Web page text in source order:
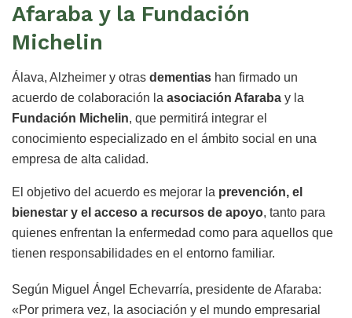
Afaraba y la Fundación
Michelin
Álava, Alzheimer y otras dementias han firmado un
acuerdo de colaboración la asociación Afaraba y la
Fundación Michelin, que permitirá integrar el
conocimiento especializado en el ámbito social en una
empresa de alta calidad.
El objetivo del acuerdo es mejorar la prevención, el
bienestar y el acceso a recursos de apoyo, tanto para
quienes enfrentan la enfermedad como para aquellos que
tienen responsabilidades en el entorno familiar.
Según Miguel Ángel Echevarría, presidente de Afaraba:
«Por primera vez, la asociación y el mundo empresarial